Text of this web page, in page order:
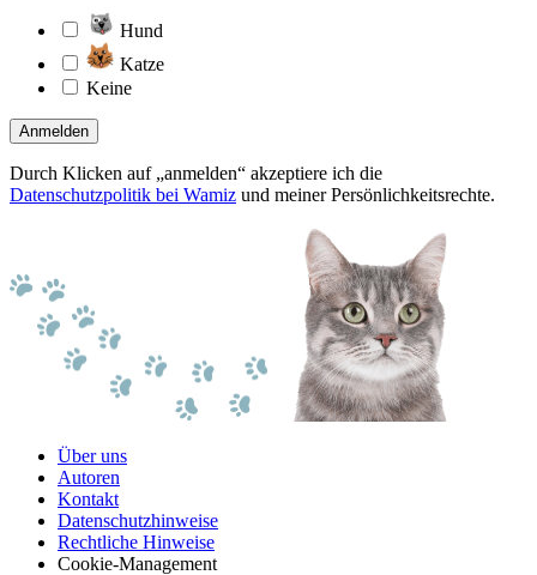
Hund
Katze
Keine
Anmelden
Durch Klicken auf „anmelden“ akzeptiere ich die
Datenschutzpolitik bei Wamiz und meiner Persönlichkeitsrechte.
Über uns
Autoren
Kontakt
Datenschutzhinweise
Rechtliche Hinweise
Cookie-Management